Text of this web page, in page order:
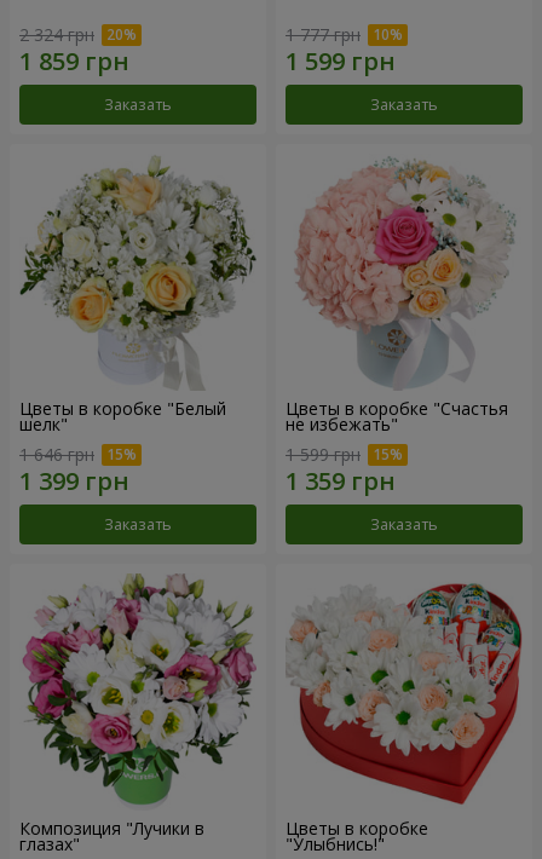
2 324 грн
Заказать
1 777 грн
Заказать
Цветы в коробке "Белый
шелк"
1 646 грн
Заказать
Цветы в коробке "Счастья
не избежать"
1 599 грн
Заказать
Композиция "Лучики в
глазах"
Цветы в коробке
"Улыбнись!"